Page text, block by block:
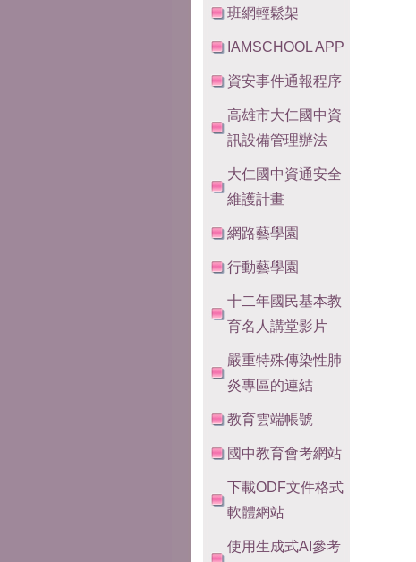
班網輕鬆架
IAMSCHOOL APP
資安事件通報程序
高雄市大仁國中資
訊設備管理辦法
大仁國中資通安全
維護計畫
網路藝學園
行動藝學園
十二年國民基本教
育名人講堂影片
嚴重特殊傳染性肺
炎專區的連結
教育雲端帳號
國中教育會考網站
下載ODF文件格式
軟體網站
使用生成式AI參考